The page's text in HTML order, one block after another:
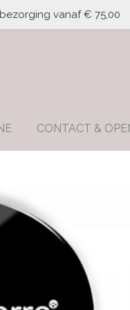
vanaf € 75,00
CONTACT &